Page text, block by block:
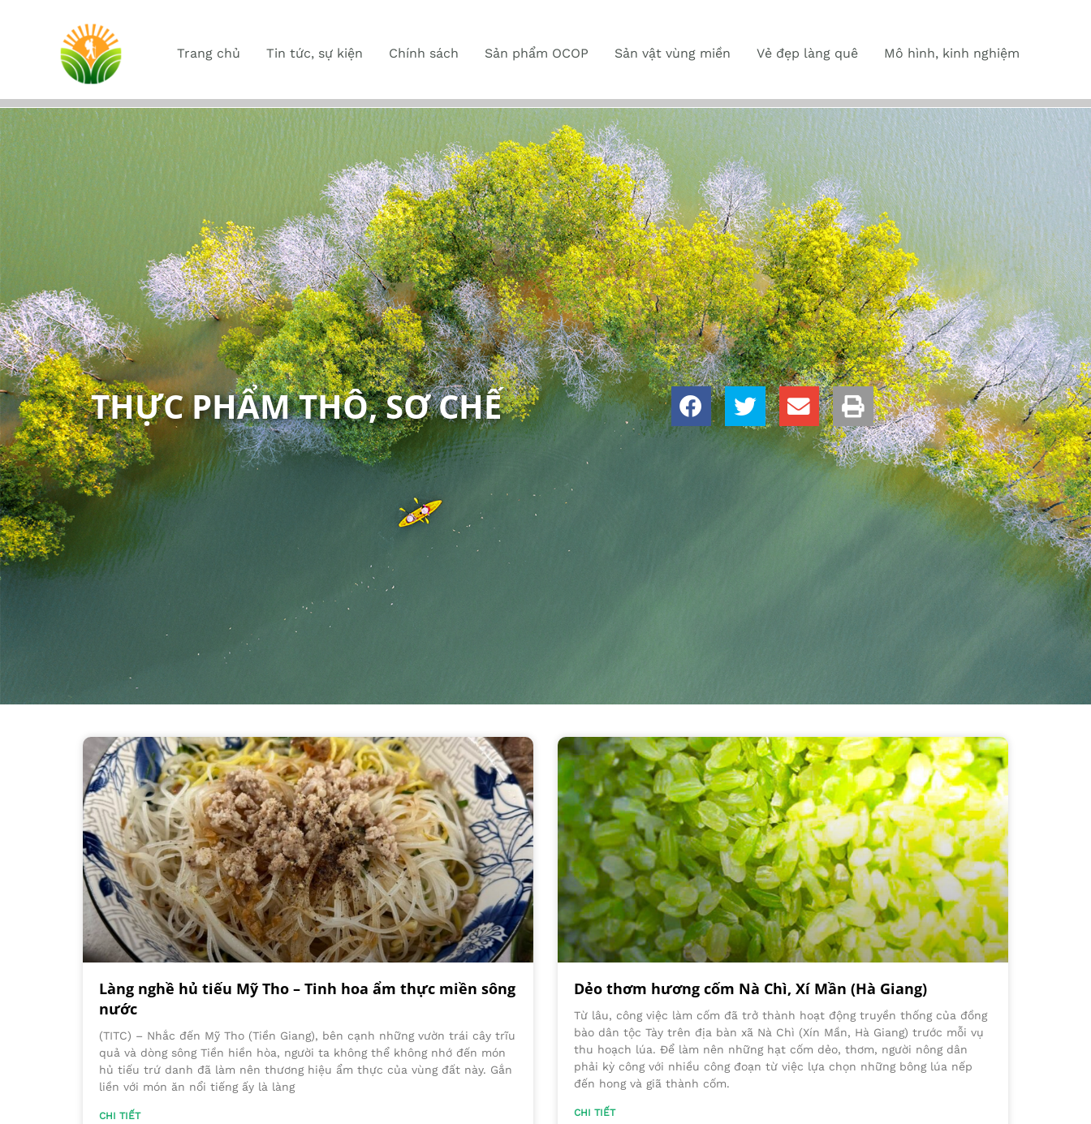
Trang chủ Tin tức, sự kiện Chính sách Sản phẩm OCOP Sản vật vùng miền Vẻ đẹp làng quê Mô hình, kinh nghiệm
THỰC PHẨM THÔ, SƠ CHẾ
Làng nghề hủ tiếu Mỹ Tho – Tinh hoa ẩm thực miền sông
nước
(TITC) – Nhắc đến Mỹ Tho (Tiền Giang), bên cạnh những vườn trái cây trĩu
quả và dòng sông Tiền hiền hòa, người ta không thể không nhớ đến món
hủ tiếu trứ danh đã làm nên thương hiệu ẩm thực của vùng đất này. Gắn
liền với món ăn nổi tiếng ấy là làng
CHI TIẾT
Dẻo thơm hương cốm Nà Chì, Xí Mần (Hà Giang)
Từ lâu, công việc làm cốm đã trở thành hoạt động truyền thống của đồng
bào dân tộc Tày trên địa bàn xã Nà Chì (Xín Mần, Hà Giang) trước mỗi vụ
thu hoạch lúa. Để làm nên những hạt cốm dẻo, thơm, người nông dân
phải kỳ công với nhiều công đoạn từ việc lựa chọn những bông lúa nếp
đến hong và giã thành cốm.
CHI TIẾT